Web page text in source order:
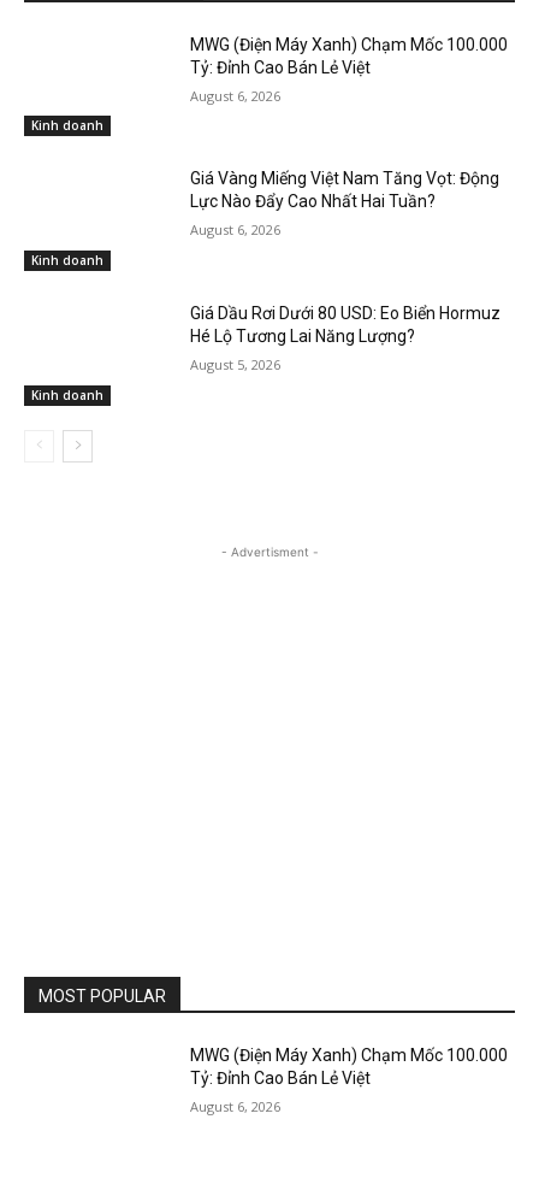
Kinh doanh
MWG (Điện Máy Xanh) Chạm Mốc 100.000
Tỷ: Đỉnh Cao Bán Lẻ Việt
August 6, 2026
Kinh doanh
Giá Vàng Miếng Việt Nam Tăng Vọt: Động
Lực Nào Đẩy Cao Nhất Hai Tuần?
August 6, 2026
Kinh doanh
Giá Dầu Rơi Dưới 80 USD: Eo Biển Hormuz
Hé Lộ Tương Lai Năng Lượng?
August 5, 2026
- Advertisment -
MOST POPULAR
MWG (Điện Máy Xanh) Chạm Mốc 100.000
Tỷ: Đỉnh Cao Bán Lẻ Việt
August 6, 2026